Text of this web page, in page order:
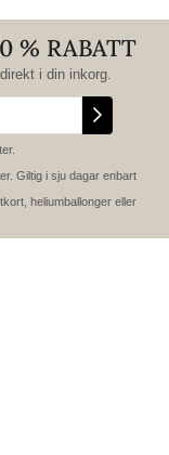
% RABATT
i din inkorg.
Giltig i sju dagar enbart
heliumballonger eller